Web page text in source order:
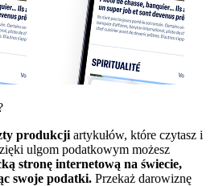
produkcji artykułów, które czytasz i
ulgom podatkowym możesz
stronę internetową na świecie,
swoje podatki. Przekaż darowiznę